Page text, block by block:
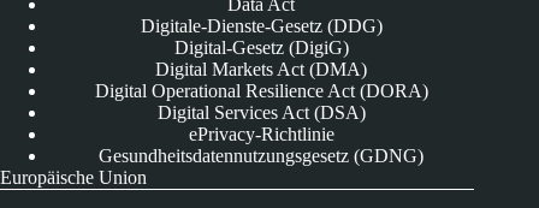
Data Act
Digitale-Dienste-Gesetz (DDG)
Digital-Gesetz (DigiG)
Digital Markets Act (DMA)
Digital Operational Resilience Act (DORA)
Digital Services Act (DSA)
ePrivacy-Richtlinie
Gesundheitsdatennutzungsgesetz (GDNG)
Europäische Union